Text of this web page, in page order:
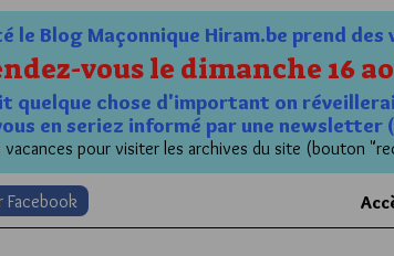
le Blog Maçonnique Hiram.be prend
vous le dimanche 16
quelque chose d'important on
en seriez informé par une newsletter
vacances pour visiter les archives du site (bouton
Facebook